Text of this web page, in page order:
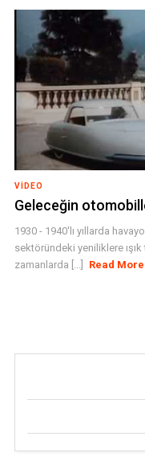
VIDEO
Geleceğin
1930 - 1940'lı yıllarda
sektöründeki yeniliklere
zamanlarda [...]
Read More